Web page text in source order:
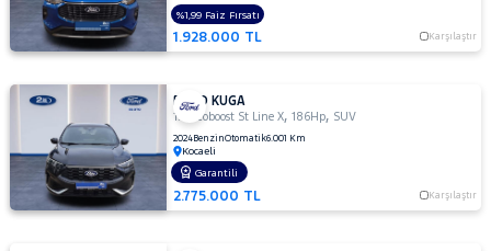
1.928.000 TL Karşılaştır
%1,99 Faiz Fırsatı
FORD KUGA
1.5 Ecoboost St Line X,186Hp, SUV
2024BenzinOtomatik6.001 Km
Kocaeli
2.775.000 TL Karşılaştır
Garantili